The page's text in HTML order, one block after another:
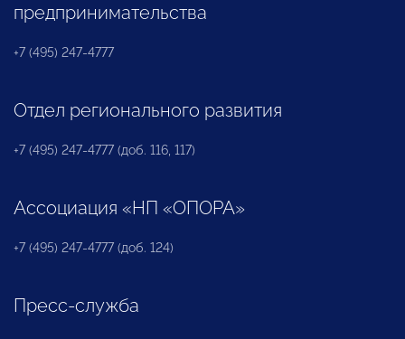
предпринимательства
+7 (495) 247-4777
Отдел регионального развития
+7 (495) 247-4777 (доб. 116, 117)
Ассоциация «НП «ОПОРА»
+7 (495) 247-4777 (доб. 124)
Пресс-служба